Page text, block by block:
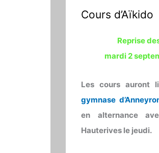
Cours d’Aïkido
Reprise
mardi 2
Les cours auront
gymnase
en alternance
Hauterives le jeudi.